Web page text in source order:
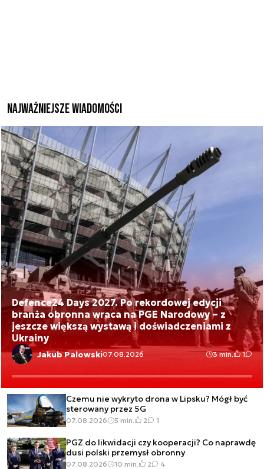
Najważniejsze wiadomości
Defence24 Days 2027. Po rekordowej edycji
branża obronna wraca na PGE Narodowy – z
jeszcze większą wystawą i doświadczeniami z
Ukrainy
Jakub Palowski07.08.2026 3 min. 1
Czemu nie wykryto drona w Lipsku? Mógł być
sterowany przez 5G
07.08.2026 5 min. 2 1
PGZ do likwidacji czy kooperacji? Co naprawdę
dusi polski przemysł obronny
07.08.2026 10 min. 2 4